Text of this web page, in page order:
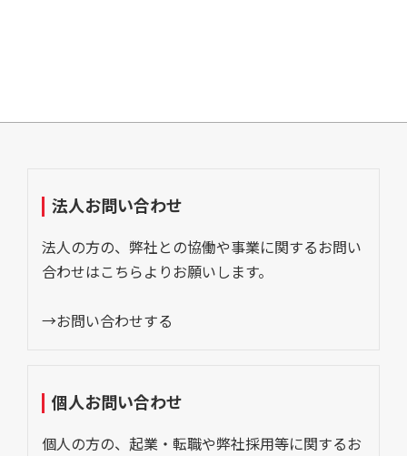
法人お問い合わせ
法人の方の、弊社との協働や事業に関するお問い
合わせはこちらよりお願いします。
→お問い合わせする
個人お問い合わせ
個人の方の、起業・転職や弊社採用等に関するお